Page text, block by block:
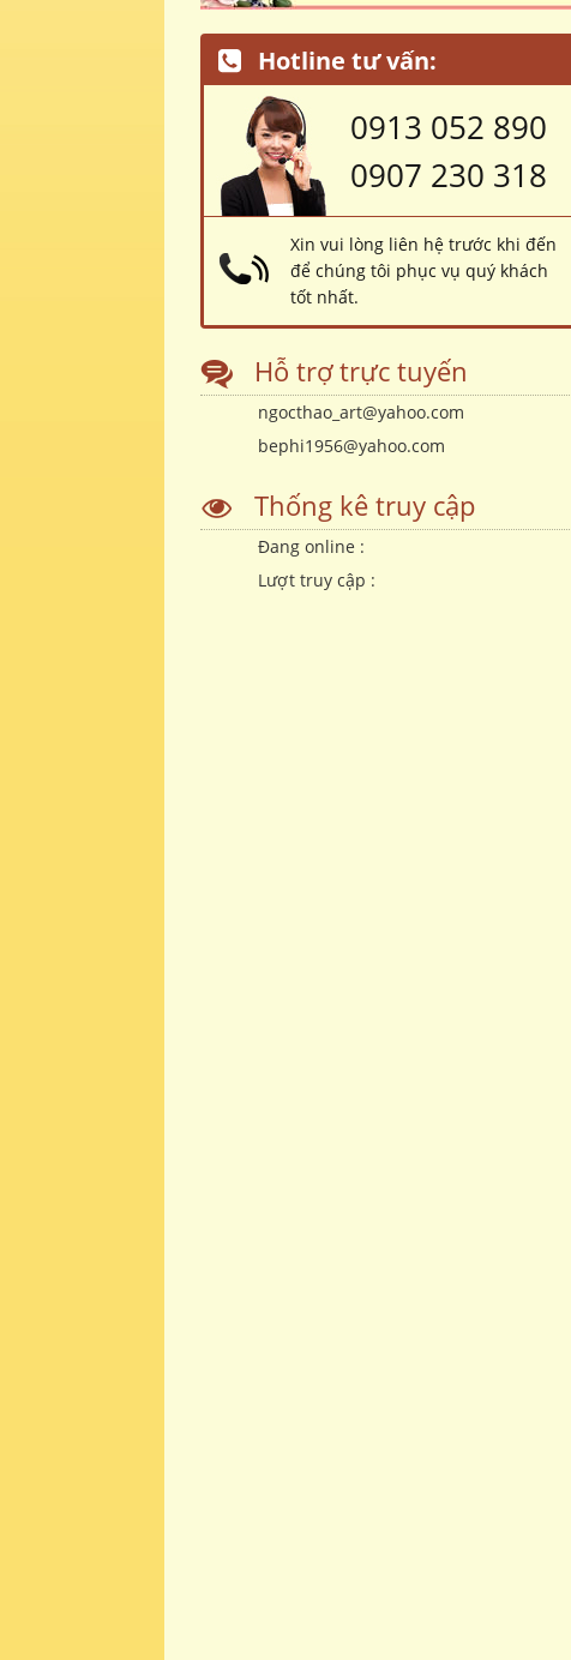
Hotline tư vấn:
0913 052 890
0907 230 318
Xin vui lòng liên hệ trước khi đến
để chúng tôi phục vụ quý khách
tốt nhất.
Hỗ trợ trực tuyến
ngocthao_art@yahoo.com
bephi1956@yahoo.com
Thống kê truy cập
Đang online :
Lượt truy cập :